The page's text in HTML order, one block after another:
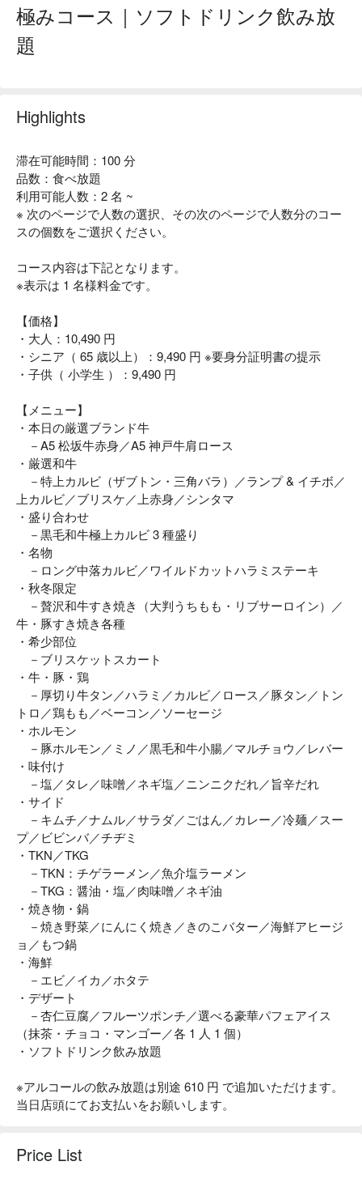
極みコース｜ソフトドリンク飲み放
題
Highlights
滞在可能時間：100 分
品数：食べ放題
利用可能人数：2 名 ~
※ 次のページで人数の選択、その次のページで人数分のコー
スの個数をご選択ください。
コース内容は下記となります。
※表示は 1 名様料金です。
【価格】
・大人：10,490 円
・シニア（ 65 歳以上）：9,490 円 ※要身分証明書の提示
・子供（ 小学生 ）：9,490 円
【メニュー】
・本日の厳選ブランド牛
－A5 松坂牛赤身／A5 神戸牛肩ロース
・厳選和牛
－特上カルビ（ザブトン・三角バラ）／ランプ & イチボ／
上カルビ／ブリスケ／上赤身／シンタマ
・盛り合わせ
－黒毛和牛極上カルビ 3 種盛り
・名物
－ロング中落カルビ／ワイルドカットハラミステーキ
・秋冬限定
－贅沢和牛すき焼き（大判うちもも・リブサーロイン）／
牛・豚すき焼き各種
・希少部位
－ブリスケットスカート
・牛・豚・鶏
－厚切り牛タン／ハラミ／カルビ／ロース／豚タン／トン
トロ／鶏もも／ベーコン／ソーセージ
・ホルモン
－豚ホルモン／ミノ／黒毛和牛小腸／マルチョウ／レバー
・味付け
－塩／タレ／味噌／ネギ塩／ニンニクだれ／旨辛だれ
・サイド
－キムチ／ナムル／サラダ／ごはん／カレー／冷麺／スー
プ／ビビンバ／チヂミ
・TKN／TKG
－TKN：チゲラーメン／魚介塩ラーメン
－TKG：醤油・塩／肉味噌／ネギ油
・焼き物・鍋
－焼き野菜／にんにく焼き／きのこバター／海鮮アヒージ
ョ／もつ鍋
・海鮮
－エビ／イカ／ホタテ
・デザート
－杏仁豆腐／フルーツポンチ／選べる豪華パフェアイス
（抹茶・チョコ・マンゴー／各 1 人 1 個）
・ソフトドリンク飲み放題
※アルコールの飲み放題は別途 610 円 で追加いただけます。
当日店頭にてお支払いをお願いします。
Price List